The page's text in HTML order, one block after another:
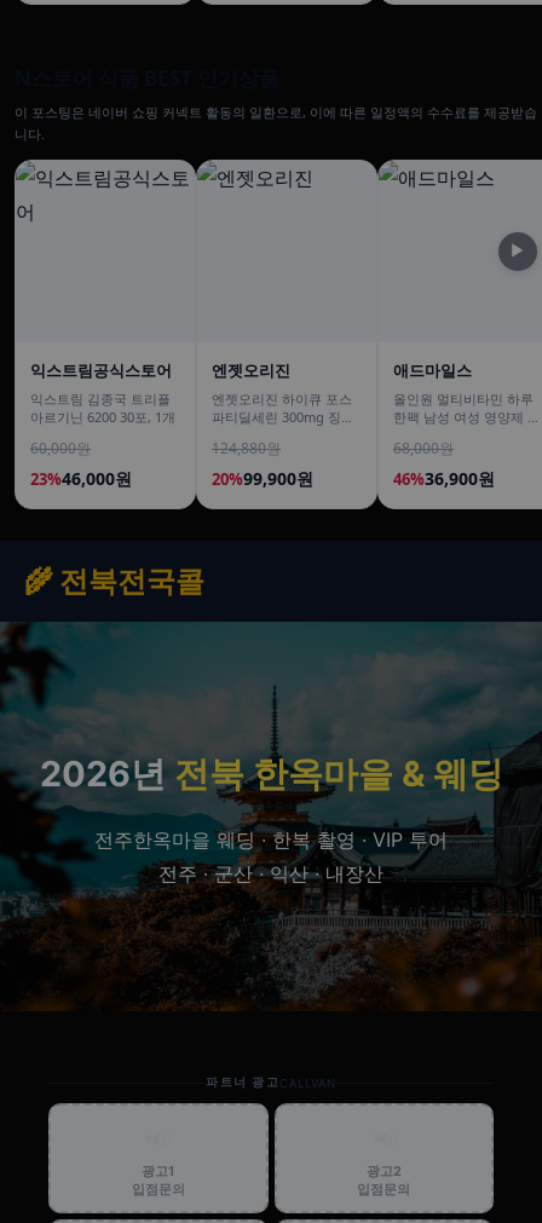
이 포스팅은 네이버 쇼핑 커넥트 활동의 일환으로, 이에 따른 일정액의 수수료를 제공받습
니다.
익스트림공식스토어
익스트림 김종국 트리플
아르기닌 6200 30포, 1개
60,000원
23%46,000원
엔젯오리진
엔젯오리진 하이큐 포스
파티딜세린 300mg 징코
슐, 5개
124,880원
20%99,900원
애드마일스
올인원 멀티비타민 하루
한팩 남성 여성 영양제 오
68,000원
46%36,900원
▶
🌾 전북전국콜
2026년전북 한옥마을 & 웨딩
전주한옥마을 웨딩 · 한복 촬영 · VIP 투어
전주 · 군산 · 익산 · 내장산
파트너 광고CALLVAN
광고1
입점문의
광고2
입점문의